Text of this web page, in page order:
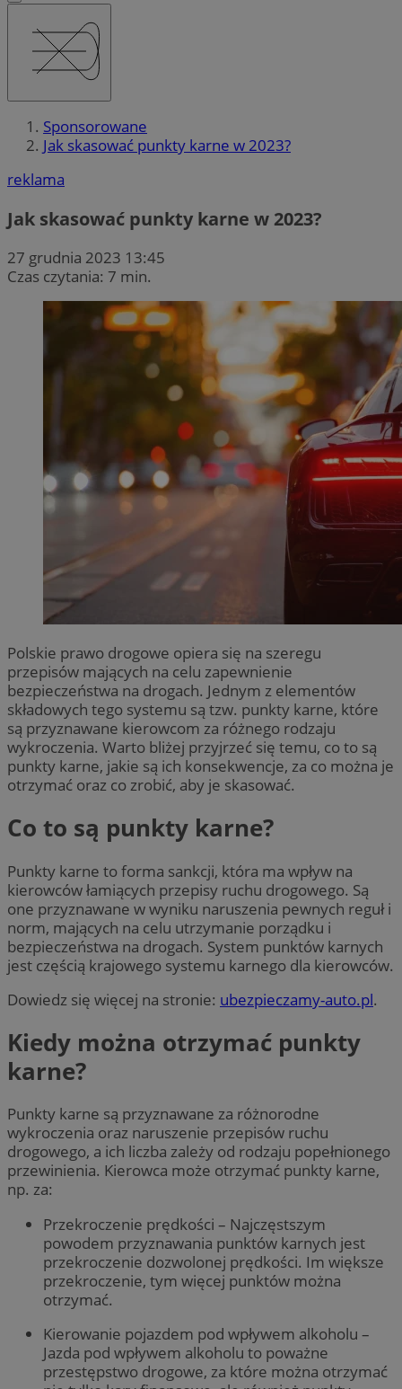
Sponsorowane
Jak skasować punkty karne w 2023?
reklama
Jak skasować punkty karne w 2023?
27 grudnia 2023 13:45
Czas czytania: 7 min.
Polskie prawo drogowe opiera się na szeregu
przepisów mających na celu zapewnienie
bezpieczeństwa na drogach. Jednym z elementów
składowych tego systemu są tzw. punkty karne, które
są przyznawane kierowcom za różnego rodzaju
wykroczenia. Warto bliżej przyjrzeć się temu, co to są
punkty karne, jakie są ich konsekwencje, za co można je
otrzymać oraz co zrobić, aby je skasować.
Co to są punkty karne?
Punkty karne to forma sankcji, która ma wpływ na
kierowców łamiących przepisy ruchu drogowego. Są
one przyznawane w wyniku naruszenia pewnych reguł i
norm, mających na celu utrzymanie porządku i
bezpieczeństwa na drogach. System punktów karnych
jest częścią krajowego systemu karnego dla kierowców.
Dowiedz się więcej na stronie: ubezpieczamy-auto.pl.
Kiedy można otrzymać punkty
karne?
Punkty karne są przyznawane za różnorodne
wykroczenia oraz naruszenie przepisów ruchu
drogowego, a ich liczba zależy od rodzaju popełnionego
przewinienia. Kierowca może otrzymać punkty karne,
np. za:
Przekroczenie prędkości – Najczęstszym
powodem przyznawania punktów karnych jest
przekroczenie dozwolonej prędkości. Im większe
przekroczenie, tym więcej punktów można
otrzymać.
Kierowanie pojazdem pod wpływem alkoholu –
Jazda pod wpływem alkoholu to poważne
przestępstwo drogowe, za które można otrzymać